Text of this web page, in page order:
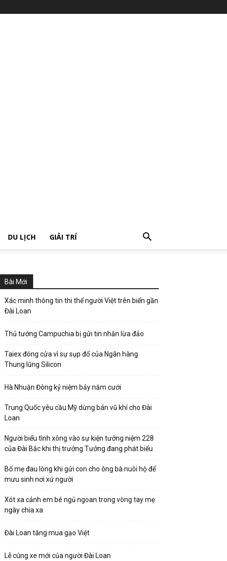
DU LỊCH GIẢI TRÍ
Bài Mới
Xác minh thông tin thi thể người Việt trên biển gần
Đài Loan
Thủ tướng Campuchia bị gửi tin nhắn lừa đảo
Taiex đóng cửa vì sự sụp đổ của Ngân hàng
Thung lũng Silicon
Hà Nhuận Đông kỷ niệm bảy năm cưới
Trung Quốc yêu cầu Mỹ dừng bán vũ khí cho Đài
Loan
Người biểu tình xông vào sự kiện tưởng niệm 228
của Đài Bắc khi thị trưởng Tưởng đang phát biểu
Bố mẹ đau lòng khi gửi con cho ông bà nuôi hộ để
mưu sinh nơi xứ người
Xót xa cảnh em bé ngủ ngoan trong vòng tay mẹ
ngày chia xa
Đài Loan tăng mua gạo Việt
Lễ cúng xe mới của người Đài Loan